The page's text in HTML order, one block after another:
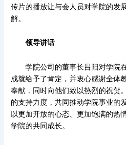
传片的播放让与会人员对学院的发
解。
领导讲话
学院公司的董事长吕阳对学院
成就给予了肯定，并衷心感谢全体
奉献，同时向他们致以热烈的祝贺
的支持力度，共同推动学院事业的
以更加开放的心态、更加饱满的热
学院的共同成长。